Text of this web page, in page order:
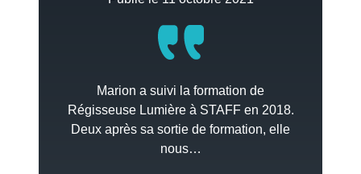
Marion a suivi la formation de
Régisseuse Lumière à STAFF en 2018.
Deux après sa sortie de formation, elle
nous…